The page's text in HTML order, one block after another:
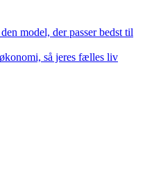
model, der passer bedst til
så jeres fælles liv